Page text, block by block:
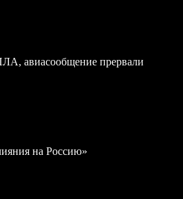
авиасообщение прервали
на Россию»